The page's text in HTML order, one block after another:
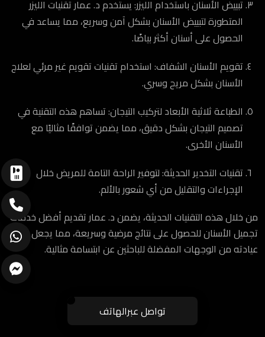
تبييض الأسنان باستخدام الليزر: يستخدم د. عمار تقنيات الليزر
المتطورة لتبييض الأسنان بشكل آمن وسريع، مما يساعد في
الحصول على أسنان أكثر بياضًا.
تقويم الأسنان الشفاف: استخدام تقنيات تقويم غير مرئي لعلاج
الأسنان بشكل مريح وسري.
الطباعة ثلاثية الأبعاد لتركيب التيجان: تساهم هذه التقنية في
تصميم التيجان بشكل دقيق، مما يضمن توافقًا مثاليًا مع
الأسنان الأخرى.
تقنيات التخدير الحديثة: لتوفير الراحة التامة للمريض خلال
الإجراءات والتقليل من أي شعور بالألم.
من خلال هذه التقنيات الحديثة، يضمن د. عمار تقديم أفضل خدمات
تجميل الأسنان للحصول على نتائج مرضية وسريعة، مما يجعل
عيادته من الوجهات المفضلة للباحثين عن ابتسامة مثالية.
تواصل عبرالهاتف